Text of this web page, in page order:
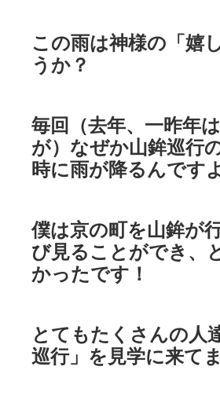
この雨は神様の「嬉
うか？
毎回（去年、一昨年
が）なぜか山鉾巡行
時に雨が降るんです
僕は京の町を山鉾が
び見ることができ、
かったです！
とてもたくさんの人
巡行」を見学に来てま